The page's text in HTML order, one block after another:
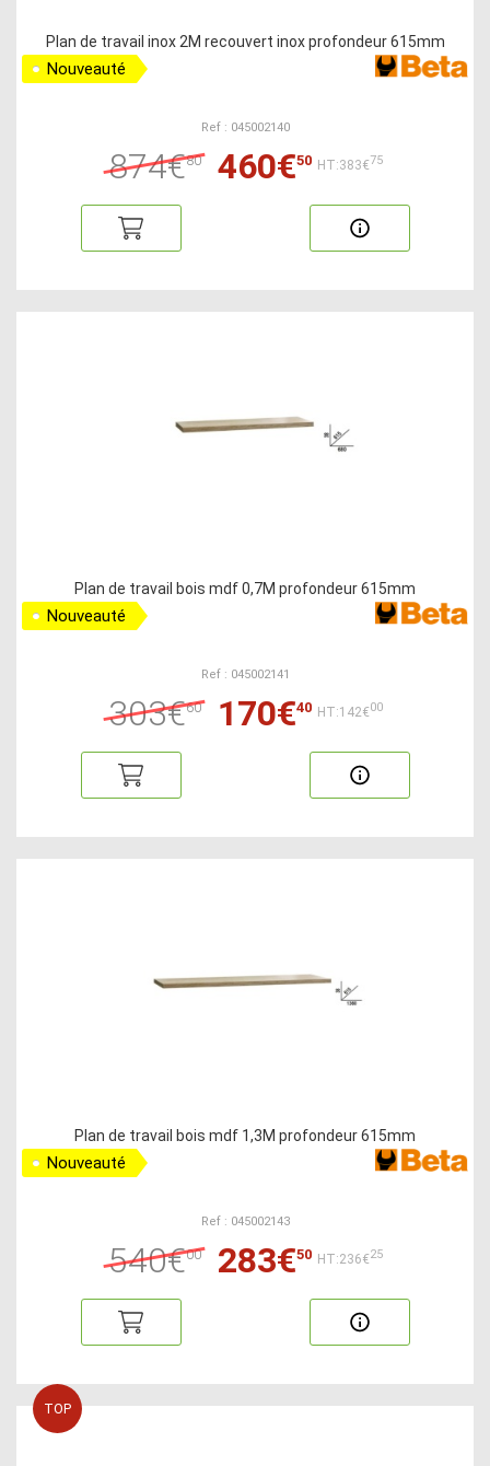
Plan de travail inox 2M recouvert inox profondeur 615mm
Nouveauté
Ref : 045002140
874€80 460€50 HT:383€75
Plan de travail bois mdf 0,7M profondeur 615mm
Nouveauté
Ref : 045002141
303€60 170€40 HT:142€00
Plan de travail bois mdf 1,3M profondeur 615mm
Nouveauté
Ref : 045002143
540€00 283€50 HT:236€25
TOP